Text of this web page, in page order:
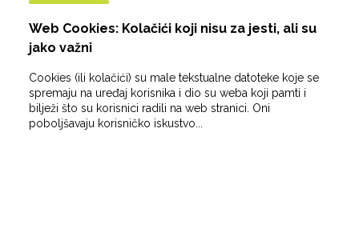
Web Cookies: Kolačići koji nisu za jesti, ali su
jako važni
Cookies (ili kolačići) su male tekstualne datoteke koje se
spremaju na uređaj korisnika i dio su weba koji pamti i
bilježi što su korisnici radili na web stranici. Oni
poboljšavaju korisničko iskustvo...